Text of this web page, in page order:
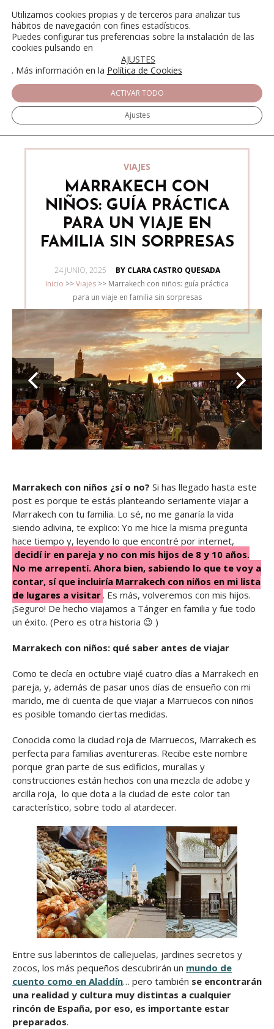
VIAJES
MARRAKECH CON
NIÑOS: GUÍA PRÁCTICA
PARA UN VIAJE EN
FAMILIA SIN SORPRESAS
POSTED
ON
24 JUNIO, 2025
BY CLARA CASTRO QUESADA
Inicio >>Viajes >> Marrakech con niños: guía práctica
para un viaje en familia sin sorpresas
Marrakech con niños ¿sí o no? Si has llegado hasta este
post es porque te estás planteando seriamente viajar a
Marrakech con tu familia. Lo sé, no me ganaría la vida
siendo adivina, te explico: Yo me hice la misma pregunta
hace tiempo y, leyendo lo que encontré por internet,
decidí ir en pareja y no con mis hijos de 8 y 10 años.
No me arrepentí. Ahora bien, sabiendo lo que te voy a
contar, sí que incluiría Marrakech con niños en mi lista
de lugares a visitar . Es más, volveremos con mis hijos.
¡Seguro! De hecho viajamos a Tánger en familia y fue todo
un éxito. (Pero es otra historia 😉 )
Marrakech con niños: qué saber antes de viajar
Como te decía en octubre viajé cuatro días a Marrakech en
pareja, y, además de pasar unos días de ensueño con mi
marido, me di cuenta de que viajar a Marruecos con niños
es posible tomando ciertas medidas.
Conocida como la ciudad roja de Marruecos, Marrakech es
perfecta para familias aventureras. Recibe este nombre
porque gran parte de sus edificios, murallas y
construcciones están hechos con una mezcla de adobe y
arcilla roja, lo que dota a la ciudad de este color tan
característico, sobre todo al atardecer.
Entre sus laberintos de callejuelas, jardines secretos y
zocos, los más pequeños descubrirán un mundo de
cuento como en Aladdín… pero también se encontrarán
una realidad y cultura muy distintas a cualquier
rincón de España, por eso, es importante estar
preparados.
Utilizamos cookies propias y de terceros para analizar tus
hábitos de navegación con fines estadísticos.
Puedes configurar tus preferencias sobre la instalación de las
cookies pulsando en
AJUSTES
. Más información en la Política de Cookies
ACTIVAR TODO
Ajustes